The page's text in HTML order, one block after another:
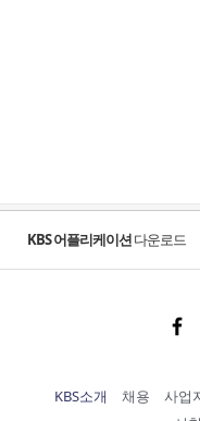
KBS 어플리케이션다운로드
KBS소개 채용 사업